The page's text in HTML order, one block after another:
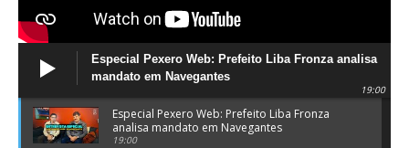
Especial Pexero Web: Prefeito Liba Fronza analisa
mandato em Navegantes
19:00
Especial Pexero Web: Prefeito Liba Fronza
analisa mandato em Navegantes
19:00